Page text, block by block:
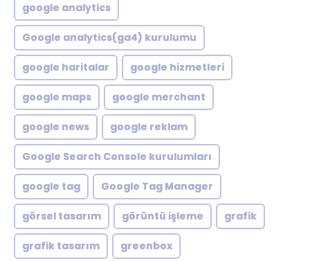
google analytics
Google analytics(ga4) kurulumu
google haritalar google hizmetleri
google maps google merchant
google news google reklam
Google Search Console kurulumları
google tag Google Tag Manager
görsel tasarım görüntü işleme grafik
grafik tasarım greenbox